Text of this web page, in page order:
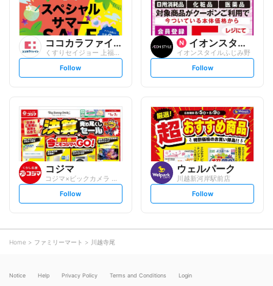
ココカラファイン
くすりセイジョー 上福岡店
s
l
o
w
Follow
イオンスタイル
イオンスタイルふじみ野
s
l
o
w
Follow
コジマ
コジマ×ビックカメラ イオンタウンふじみ...
s
l
o
Follow
ウェルパーク
川越新河岸駅前店
s
l
Follow
Home ファミリーマート 川越寺尾
Notice Help Privacy Policy Terms and Conditions Login